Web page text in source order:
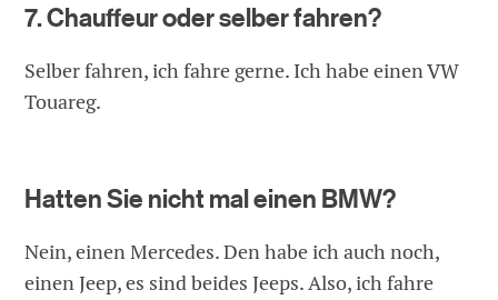
7. Chauffeur oder selber fahren?
Selber fahren, ich fahre gerne. Ich habe einen VW
Touareg.
Hatten Sie nicht mal einen BMW?
Nein, einen Mercedes. Den habe ich auch noch,
einen Jeep, es sind beides Jeeps. Also, ich fahre